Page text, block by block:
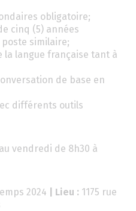
obligatoire;
cinq (5) années
poste similaire;
la langue française tant à
de base en
différents outils
vendredi de 8h30 à
2024 | Lieu : 1175 rue